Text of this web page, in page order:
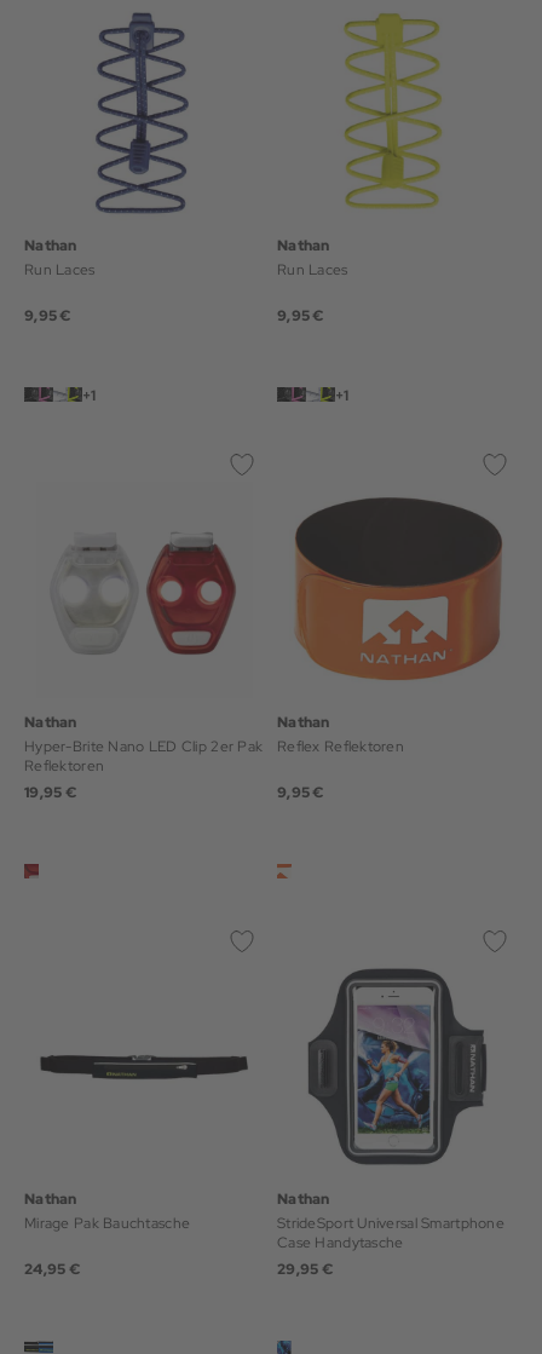
Nathan
Run Laces
9,95 €
+1
Nathan
Run Laces
9,95 €
+1
Nathan
Hyper-Brite Nano LED Clip 2er Pak
Reflektoren
19,95 €
Nathan
Reflex Reflektoren
9,95 €
Nathan
Mirage Pak Bauchtasche
24,95 €
Nathan
StrideSport Universal Smartphone
Case Handytasche
29,95 €